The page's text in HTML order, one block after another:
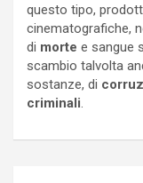
questo tipo,
cinematografiche,
di morte e sangue
scambio talvolta
sostanze, di
criminali.